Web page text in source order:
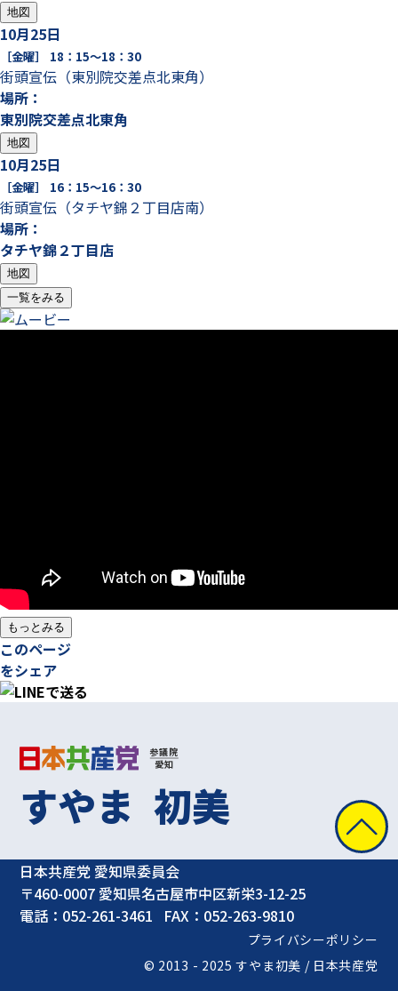
地図
10月25日
［金曜］ 18：15～18：30
街頭宣伝（東別院交差点北東角）
場所：
東別院交差点北東角
地図
10月25日
［金曜］ 16：15～16：30
街頭宣伝（タチヤ錦２丁目店南）
場所：
タチヤ錦２丁目店
地図
一覧をみる
もっとみる
このページ
をシェア
参議院
愛知
すやま 初美
日本共産党 愛知県委員会
〒460-0007 愛知県名古屋市中区新栄3-12-25
電話：052-261-3461
FAX：052-263-9810
プライバシーポリシー
© 2013 - 2025 すやま初美 / 日本共産党